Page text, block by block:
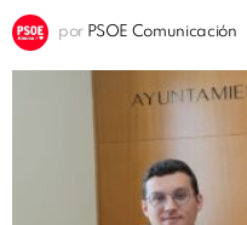
por PSOE Comunicación